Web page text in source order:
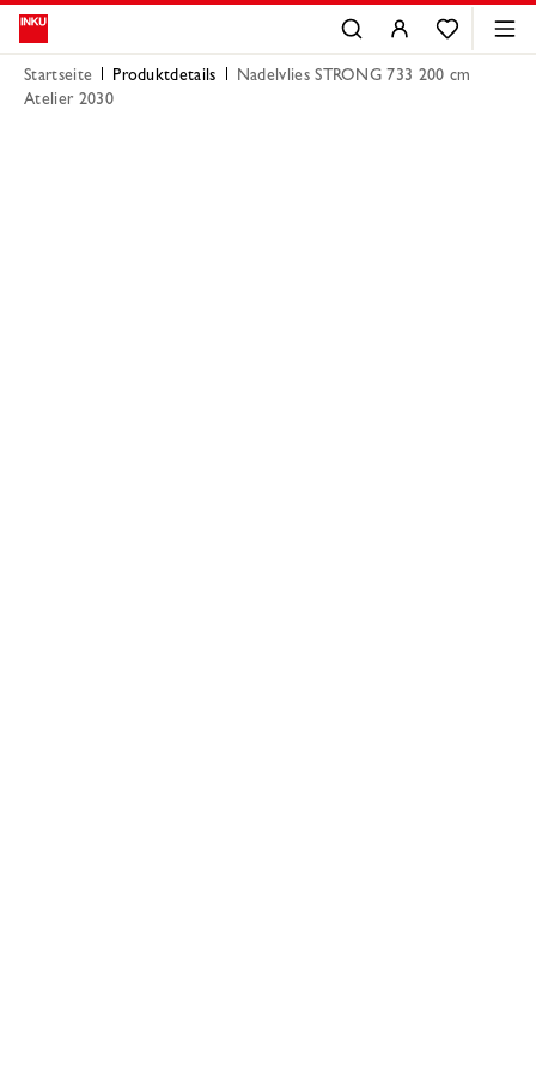
Startseite Produktdetails
Nadelvlies STRONG 733 200 cm
Atelier 2030